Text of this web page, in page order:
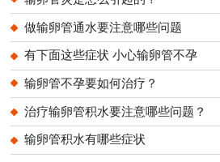
做输卵管通水要注意哪些问题
有下面这些症状 小心输卵管不孕
输卵管不孕要如何治疗？
治疗输卵管积水要注意哪些问题？
输卵管积水有哪些症状